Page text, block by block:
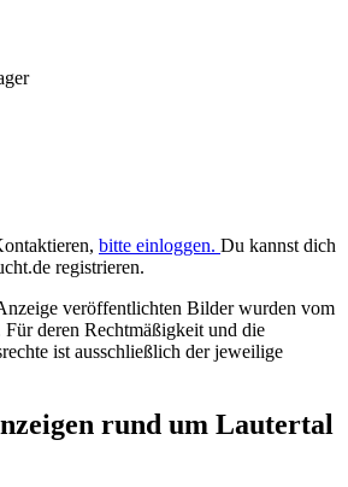
bitte einloggen. Du kannst dich
registrieren.
veröffentlichten Bilder wurden vom
Für deren Rechtmäßigkeit und die
ist ausschließlich der jeweilige
rund um Lautertal